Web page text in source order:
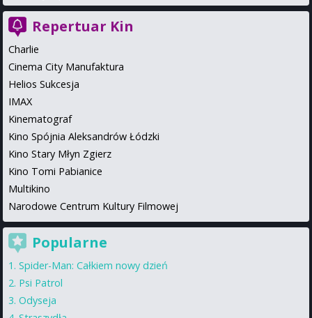
Repertuar Kin
Charlie
Cinema City Manufaktura
Helios Sukcesja
IMAX
Kinematograf
Kino Spójnia Aleksandrów Łódzki
Kino Stary Młyn Zgierz
Kino Tomi Pabianice
Multikino
Narodowe Centrum Kultury Filmowej
Popularne
Spider-Man: Całkiem nowy dzień
Psi Patrol
Odyseja